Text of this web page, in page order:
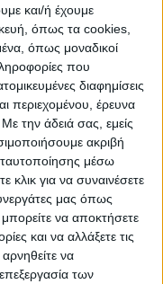
και/ή έχουμε
όπως τα cookies,
όπως μοναδικοί
που
διαφημίσεις
περιεχομένου, έρευνα
Με την άδειά σας, εμείς
ακριβή
μέσω
για να συναινέσετε
μας όπως
να αποκτήσετε
και να αλλάξετε τις
να
των
που
πόλεις είναι
στις λωρίδες
αυτοκίνητο
περνάει από
μια
φόβο
όταν
και κάποιο